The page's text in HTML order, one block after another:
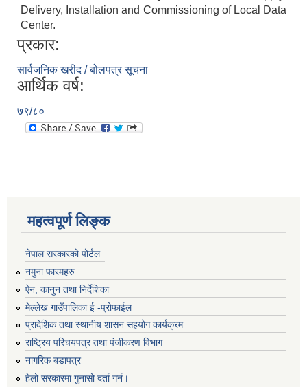
Delivery, Installation and Commissioning of Local Data
Center.
प्रकार:
सार्वजनिक खरीद / बोलपत्र सूचना
आर्थिक वर्ष:
७९/८०
महत्वपूर्ण लिङ्क
नेपाल सरकारको पोर्टल
नमुना फारमहरु
ऐन, कानुन तथा निर्देशिका
मेल्लेख गाउँपालिका ई -प्रोफाईल
प्रादेशिक तथा स्थानीय शासन सहयोग कार्यक्रम
राष्ट्रिय परिचयपत्र तथा पंजीकरण विभाग
नागरिक बडापत्र
हेलो सरकारमा गुनासो दर्ता गर्न।